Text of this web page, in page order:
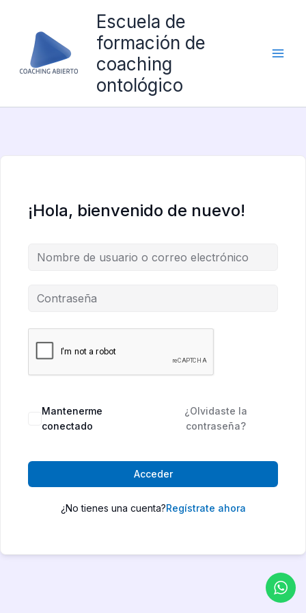
contenido
Escuela de
formación de
coaching
ontológico
¡Hola, bienvenido de nuevo!
Mantenerme
conectado
¿Olvidaste la
contraseña?
Acceder
¿No tienes una cuenta?Regístrate ahora